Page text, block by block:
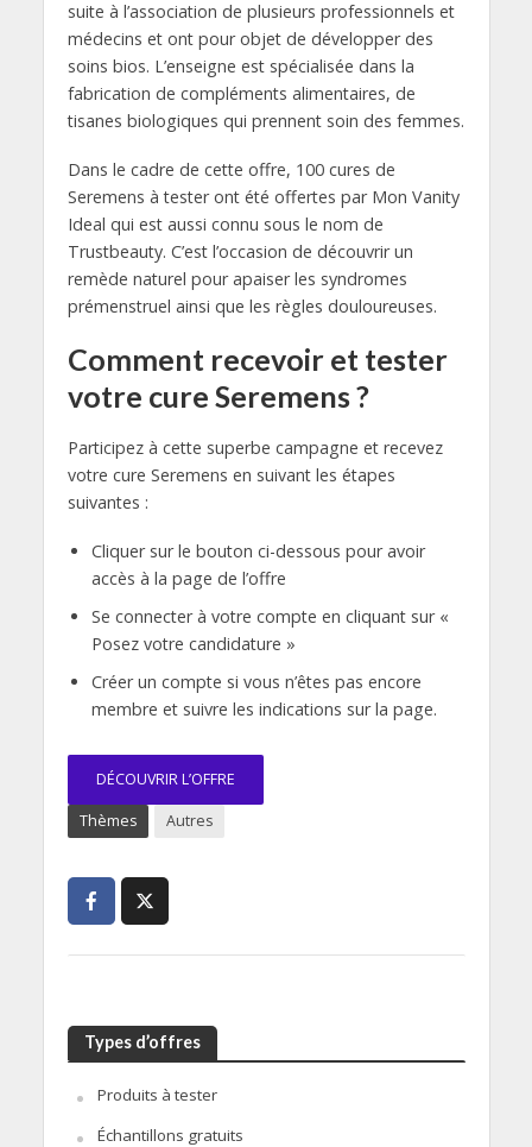
suite à l’association de plusieurs professionnels et
médecins et ont pour objet de développer des
soins bios. L’enseigne est spécialisée dans la
fabrication de compléments alimentaires, de
tisanes biologiques qui prennent soin des femmes.
Dans le cadre de cette offre, 100 cures de
Seremens à tester ont été offertes par Mon Vanity
Ideal qui est aussi connu sous le nom de
Trustbeauty. C’est l’occasion de découvrir un
remède naturel pour apaiser les syndromes
prémenstruel ainsi que les règles douloureuses.
Comment recevoir et tester
votre cure Seremens ?
Participez à cette superbe campagne et recevez
votre cure Seremens en suivant les étapes
suivantes :
Cliquer sur le bouton ci-dessous pour avoir
accès à la page de l’offre
Se connecter à votre compte en cliquant sur «
Posez votre candidature »
Créer un compte si vous n’êtes pas encore
membre et suivre les indications sur la page.
DÉCOUVRIR L’OFFRE
Thèmes Autres
Types d’offres
Produits à tester
Échantillons gratuits